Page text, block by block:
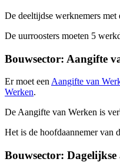
De deeltijdse werknemers
De uurroosters moeten 5
Bouwsector: Aangifte
Er moet een Aangifte van
Werken.
De Aangifte van Werken is
Het is de hoofdaannemer van
Bouwsector: